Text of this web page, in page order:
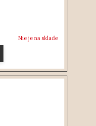
Nie je na sklade